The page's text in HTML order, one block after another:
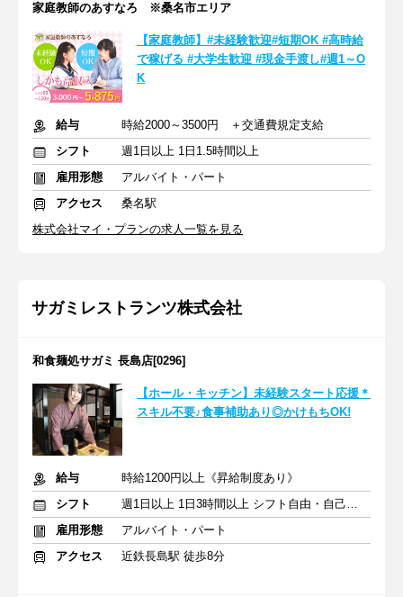
家庭教師のあすなろ ※桑名市エリア
【家庭教師】#未経験歓迎#短期OK #高時給
で稼げる #大学生歓迎 #現金手渡し#週1～O
K
給与
時給2000～3500円 ＋交通費規定支給
シフト
週1日以上 1日1.5時間以上
雇用形態
アルバイト・パート
アクセス
桑名駅
株式会社マイ・プランの求人一覧を見る
サガミレストランツ株式会社
和食麺処サガミ 長島店[0296]
【ホール・キッチン】未経験スタート応援＊
スキル不要♪食事補助あり◎かけもちOK!
給与
時給1200円以上《昇給制度あり》
シフト
週1日以上 1日3時間以上 シフト自由・自己申告
雇用形態
アルバイト・パート
アクセス
近鉄長島駅 徒歩8分